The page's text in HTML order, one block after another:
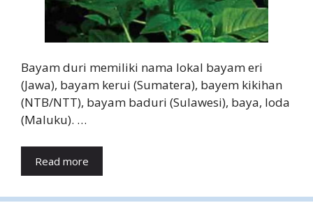
Bayam duri memiliki nama lokal bayam eri
(Jawa), bayam kerui (Sumatera), bayem kikihan
(NTB/NTT), bayam baduri (Sulawesi), baya, loda
(Maluku). …
Read more